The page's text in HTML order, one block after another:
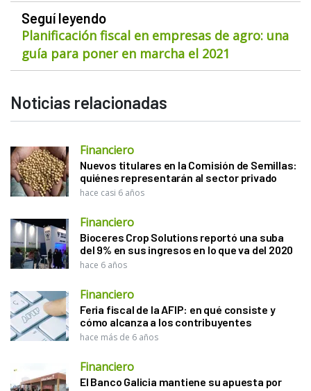
Seguí leyendo
Planificación fiscal en empresas de agro: una
guía para poner en marcha el 2021
Noticias relacionadas
Financiero
Nuevos titulares en la Comisión de Semillas:
quiénes representarán al sector privado
hace casi 6 años
Financiero
Bioceres Crop Solutions reportó una suba
del 9% en sus ingresos en lo que va del 2020
hace 6 años
Financiero
Feria fiscal de la AFIP: en qué consiste y
cómo alcanza a los contribuyentes
hace más de 6 años
Financiero
El Banco Galicia mantiene su apuesta por